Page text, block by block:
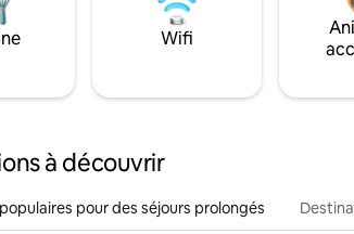
Wifi
à découvrir
pour des séjours prolongés